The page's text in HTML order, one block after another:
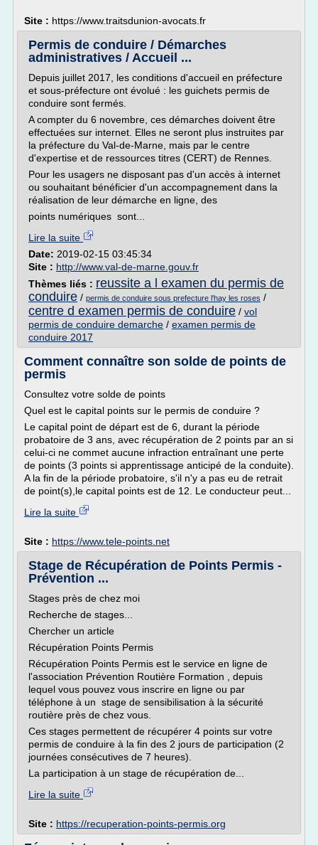
Site : https://www.traitsdunion-avocats.fr
Permis de conduire / Démarches
administratives / Accueil ...
Depuis juillet 2017, les conditions d'accueil en préfecture
et sous-préfecture ont évolué : les guichets permis de
conduire sont fermés.
A compter du 6 novembre, ces démarches doivent être
effectuées sur internet. Elles ne seront plus instruites par
la préfecture du Val-de-Marne, mais par le centre
d'expertise et de ressources titres (CERT) de Rennes.
Pour les usagers ne disposant pas d'un accès à internet
ou souhaitant bénéficier d'un accompagnement dans la
réalisation de leur démarche en ligne, des
points numériques sont...
Lire la suite
Date: 2019-02-15 03:45:34
Site : http://www.val-de-marne.gouv.fr
Thèmes liés : reussite a l examen du permis de
conduire / permis de conduire sous prefecture l'hay les roses /
centre d examen permis de conduire / vol
permis de conduire demarche / examen permis de
conduire 2017
Comment connaître son solde de points de
permis
Consultez votre solde de points
Quel est le capital points sur le permis de conduire ?
Le capital point de départ est de 6, durant la période
probatoire de 3 ans, avec récupération de 2 points par an si
celui-ci ne commet aucune infraction entraînant une perte
de points (3 points si apprentissage anticipé de la conduite).
A la fin de la période probatoire, s'il n'y a pas eu de retrait
de point(s),le capital points est de 12. Le conducteur peut...
Lire la suite
Site : https://www.tele-points.net
Stage de Récupération de Points Permis -
Prévention ...
Stages près de chez moi
Recherche de stages...
Chercher un article
Récupération Points Permis
Récupération Points Permis est le service en ligne de
l'association Prévention Routière Formation , depuis
lequel vous pouvez vous inscrire en ligne ou par
téléphone à un stage de sensibilisation à la sécurité
routière près de chez vous.
Ces stages permettent de récupérer 4 points sur votre
permis de conduire à la fin des 2 jours de participation (2
journées consécutives de 7 heures).
La participation à un stage de récupération de...
Lire la suite
Site : https://recuperation-points-permis.org